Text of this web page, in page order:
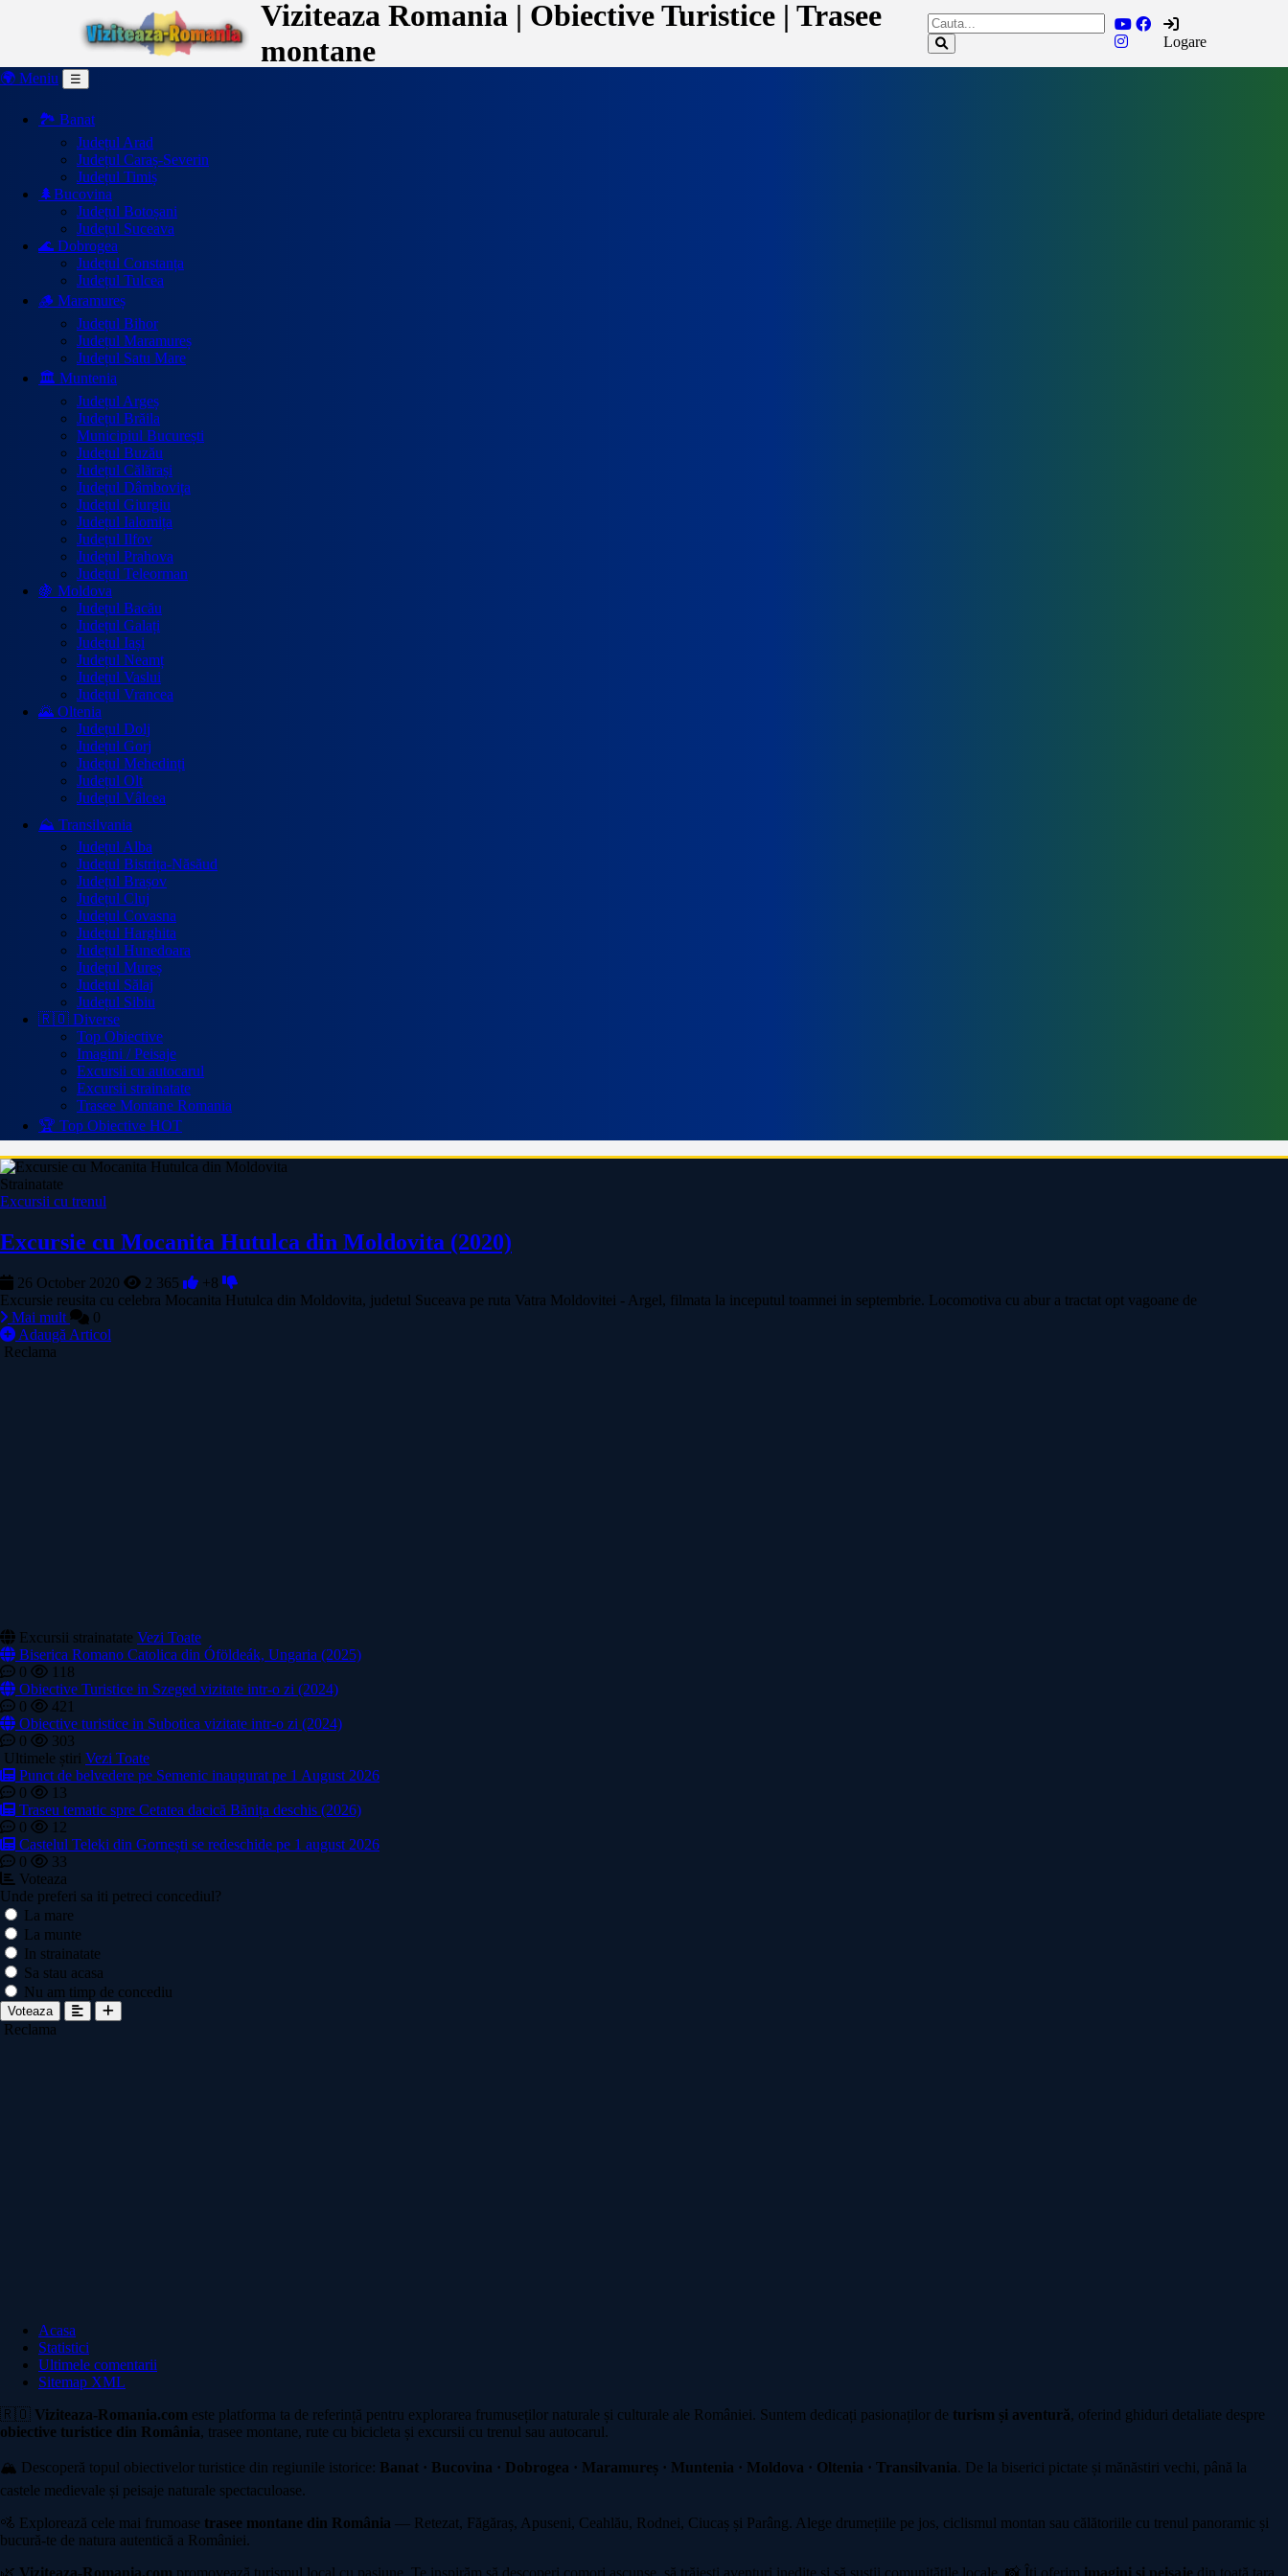
Viziteaza Romania | Obiective Turistice | Trasee
montane
Logare
🌍 Meniu ☰
🏞️ Banat
Județul Arad
Județul Caraș-Severin
Județul Timiș
🌲Bucovina
Județul Botoșani
Județul Suceava
🌊 Dobrogea
Județul Constanța
Județul Tulcea
🪵 Maramureș
Județul Bihor
Județul Maramureș
Județul Satu Mare
🏛️ Muntenia
Județul Argeș
Județul Brăila
Municipiul București
Județul Buzău
Județul Călărași
Județul Dâmbovița
Județul Giurgiu
Județul Ialomița
Județul Ilfov
Județul Prahova
Județul Teleorman
🍇 Moldova
Județul Bacău
Județul Galați
Județul Iași
Județul Neamț
Județul Vaslui
Județul Vrancea
🌄 Oltenia
Județul Dolj
Județul Gorj
Județul Mehedinți
Județul Olt
Județul Vâlcea
⛰️ Transilvania
Județul Alba
Județul Bistrița-Năsăud
Județul Brașov
Județul Cluj
Județul Covasna
Județul Harghita
Județul Hunedoara
Județul Mureș
Județul Sălaj
Județul Sibiu
🇷🇴 Diverse
Top Obiective
Imagini / Peisaje
Excursii cu autocarul
Excursii strainatate
Trasee Montane Romania
🏆 Top Obiective HOT
Strainatate
Excursii cu trenul
Excursie cu Mocanita Hutulca din Moldovita (2020)
26 October 2020 2 365
+8
Excursie reusita cu celebra Mocanita Hutulca din Moldovita, judetul Suceava pe ruta Vatra Moldovitei - Argel, filmata la inceputul toamnei in septembrie. Locomotiva cu abur a tractat opt vagoane de
Mai mult
0
Adaugă Articol
Reclama
Excursii strainatate Vezi Toate
Biserica Romano Catolica din Óföldeák, Ungaria (2025)
0
118
Obiective Turistice in Szeged vizitate intr-o zi (2024)
0
421
Obiective turistice in Subotica vizitate intr-o zi (2024)
0
303
Ultimele știri Vezi Toate
Punct de belvedere pe Semenic inaugurat pe 1 August 2026
0
13
Traseu tematic spre Cetatea dacică Bănița deschis (2026)
0
12
Castelul Teleki din Gornești se redeschide pe 1 august 2026
0
33
Voteaza
Unde preferi sa iti petreci concediul?
La mare
La munte
In strainatate
Sa stau acasa
Nu am timp de concediu
Voteaza
Reclama
Acasa
Statistici
Ultimele comentarii
Sitemap XML
🇷🇴 Viziteaza-Romania.com este platforma ta de referință pentru explorarea frumuseților naturale și culturale ale României. Suntem dedicați pasionaților de turism și aventură, oferind ghiduri detaliate despre
obiective turistice din România, trasee montane, rute cu bicicleta și excursii cu trenul sau autocarul.
🏔️ Descoperă topul obiectivelor turistice din regiunile istorice: Banat · Bucovina · Dobrogea · Maramureș · Muntenia · Moldova · Oltenia · Transilvania. De la biserici pictate și mănăstiri vechi, până la
castele medievale și peisaje naturale spectaculoase.
🚵 Explorează cele mai frumoase trasee montane din România — Retezat, Făgăraș, Apuseni, Ceahlău, Rodnei, Ciucaș și Parâng. Alege drumețiile pe jos, ciclismul montan sau călătoriile cu trenul panoramic și
bucură-te de natura autentică a României.
🌿 Viziteaza-Romania.com promovează turismul local cu pasiune. Te inspirăm să descoperi comori ascunse, să trăiești aventuri inedite și să susții comunitățile locale. 📸 Îți oferim imagini și peisaje din toată țara